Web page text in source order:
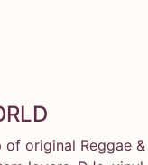
original Reggae &